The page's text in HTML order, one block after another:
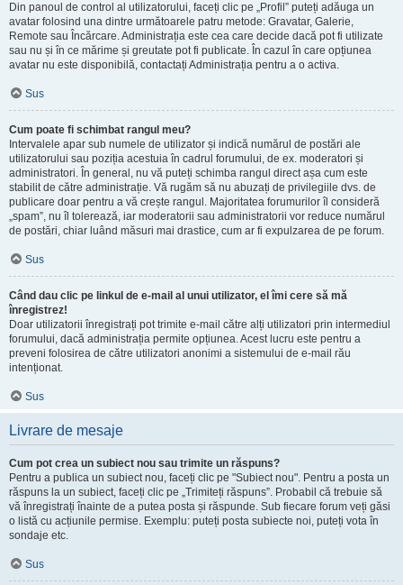
Din panoul de control al utilizatorului, faceți clic pe „Profil” puteți adăuga un
avatar folosind una dintre următoarele patru metode: Gravatar, Galerie,
Remote sau Încărcare. Administrația este cea care decide dacă pot fi utilizate
sau nu și în ce mărime și greutate pot fi publicate. În cazul în care opțiunea
avatar nu este disponibilă, contactați Administrația pentru a o activa.
Sus
Cum poate fi schimbat rangul meu?
Intervalele apar sub numele de utilizator și indică numărul de postări ale
utilizatorului sau poziția acestuia în cadrul forumului, de ex. moderatori și
administratori. În general, nu vă puteți schimba rangul direct așa cum este
stabilit de către administrație. Vă rugăm să nu abuzați de privilegiile dvs. de
publicare doar pentru a vă crește rangul. Majoritatea forumurilor îl consideră
„spam”, nu îl tolerează, iar moderatorii sau administratorii vor reduce numărul
de postări, chiar luând măsuri mai drastice, cum ar fi expulzarea de pe forum.
Sus
Când dau clic pe linkul de e-mail al unui utilizator, el îmi cere să mă
înregistrez!
Doar utilizatorii înregistrați pot trimite e-mail către alți utilizatori prin intermediul
forumului, dacă administrația permite opțiunea. Acest lucru este pentru a
preveni folosirea de către utilizatori anonimi a sistemului de e-mail rău
intenționat.
Sus
Livrare de mesaje
Cum pot crea un subiect nou sau trimite un răspuns?
Pentru a publica un subiect nou, faceți clic pe "Subiect nou". Pentru a posta un
răspuns la un subiect, faceți clic pe „Trimiteți răspuns”. Probabil că trebuie să
vă înregistrați înainte de a putea posta și răspunde. Sub fiecare forum veți găsi
o listă cu acțiunile permise. Exemplu: puteți posta subiecte noi, puteți vota în
sondaje etc.
Sus